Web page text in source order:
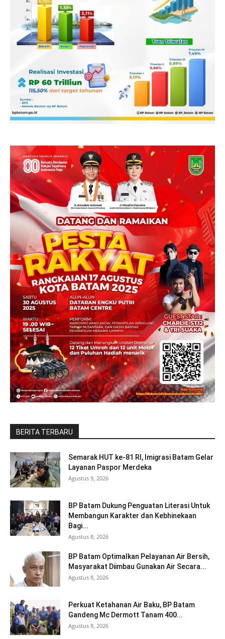
BERITA TERBARU
Semarak HUT ke-81 RI, Imigrasi Batam Gelar
Layanan Paspor Merdeka
Agustus 9, 2026
BP Batam Dukung Penguatan Literasi Untuk
Membangun Karakter dan Kebhinekaan
Bagi...
Agustus 8, 2026
BP Batam Optimalkan Pelayanan Air Bersih,
Masyarakat Diimbau Gunakan Air Secara...
Agustus 8, 2026
Perkuat Ketahanan Air Baku, BP Batam
Gandeng Mc Dermott Tanam 400...
Agustus 8, 2026